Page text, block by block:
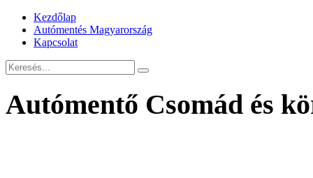
Kezdőlap
Autómentés Magyarország
Kapcsolat
Autómentő Csomád és